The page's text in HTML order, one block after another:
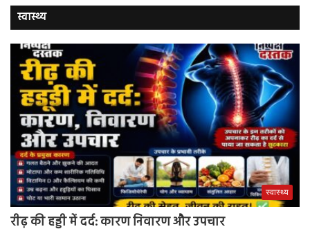
स्वास्थ्य
स्वास्थ्य
रीढ़ की हड्डी में दर्द: कारण निवारण और उपचार